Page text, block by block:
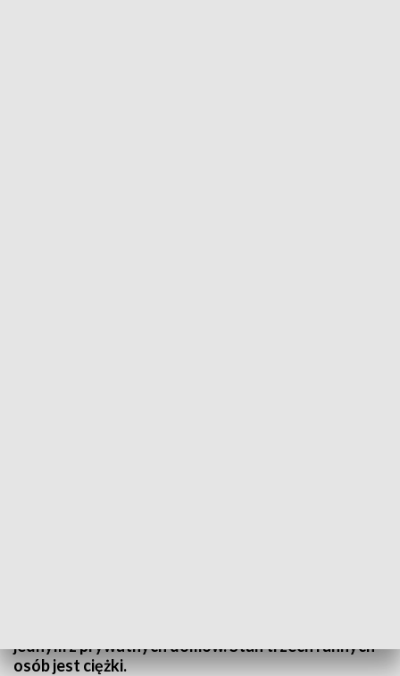
jednym z prywatnych domów. Stan trzech rannych
osób jest ciężki.